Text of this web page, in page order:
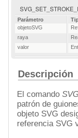
Parámetro
objetoSVG
raya
valor
Descripción
El comando
patrón de
objeto SVG
referencia SVG